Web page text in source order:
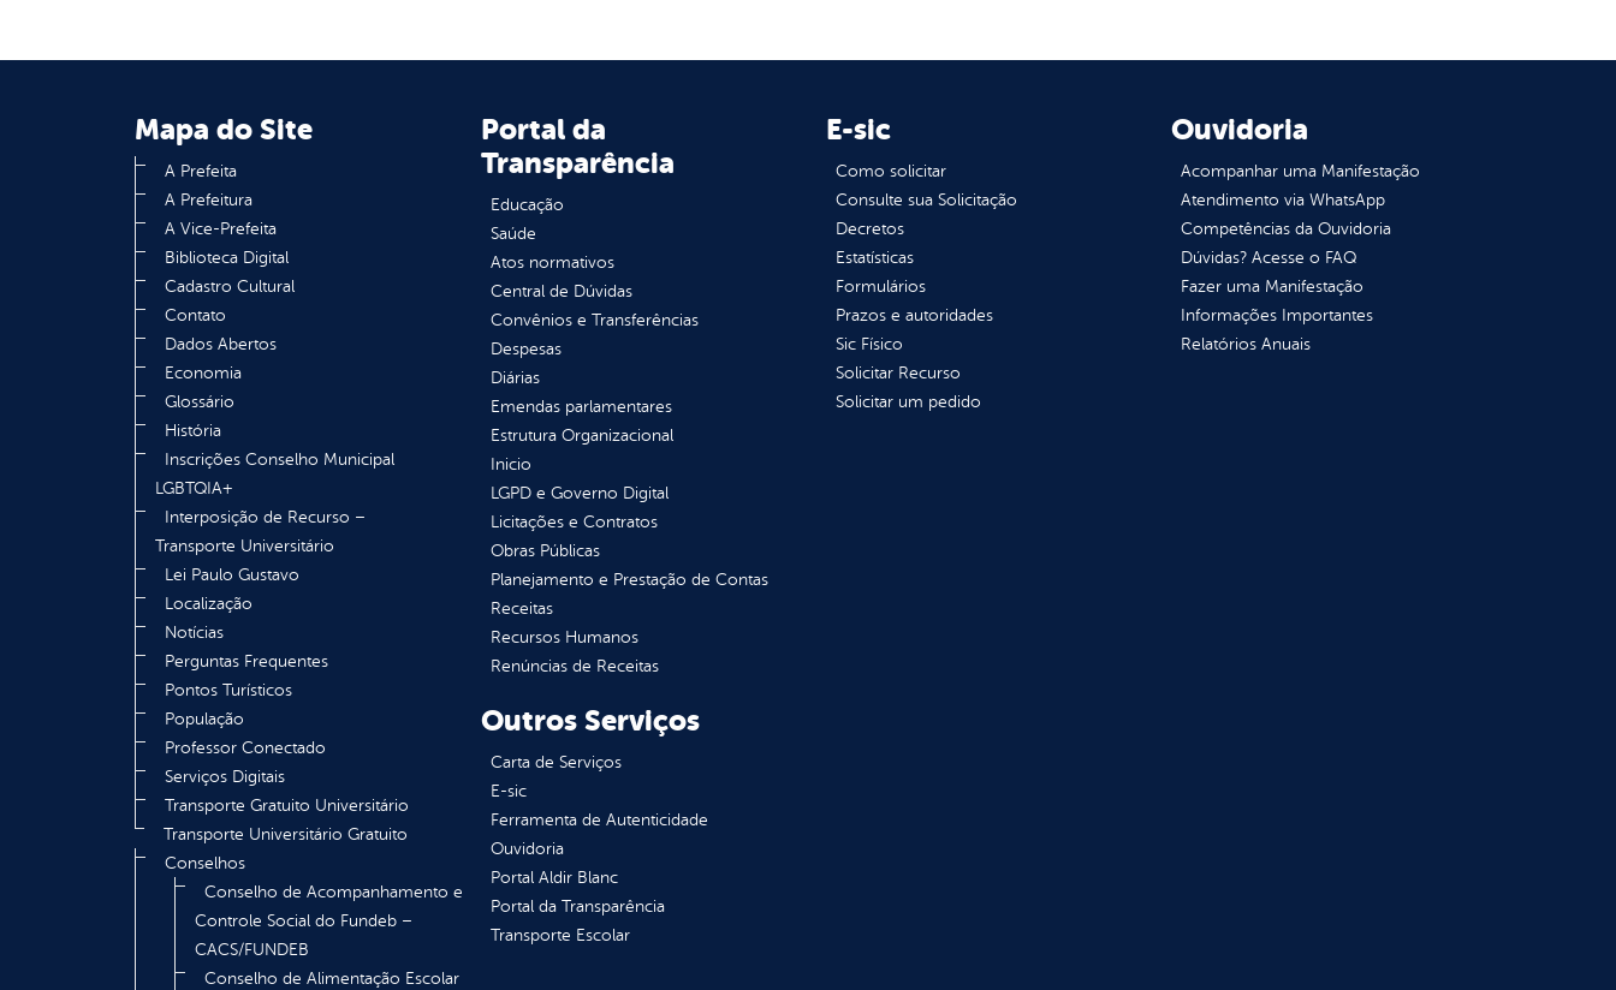
Mapa do Site
A Prefeita
A Prefeitura
A Vice-Prefeita
Biblioteca Digital
Cadastro Cultural
Contato
Dados Abertos
Economia
Glossário
História
Inscrições Conselho Municipal
LGBTQIA+
Interposição de Recurso –
Transporte Universitário
Lei Paulo Gustavo
Localização
Notícias
Perguntas Frequentes
Pontos Turísticos
População
Professor Conectado
Serviços Digitais
Transporte Gratuito Universitário
Transporte Universitário Gratuito
Conselhos
Conselho de Acompanhamento e
Controle Social do Fundeb –
CACS/FUNDEB
Conselho de Alimentação Escolar
Portal da
Transparência
Educação
Saúde
Atos normativos
Central de Dúvidas
Convênios e Transferências
Despesas
Diárias
Emendas parlamentares
Estrutura Organizacional
Inicio
LGPD e Governo Digital
Licitações e Contratos
Obras Públicas
Planejamento e Prestação de Contas
Receitas
Recursos Humanos
Renúncias de Receitas
E-sic
Como solicitar
Consulte sua Solicitação
Decretos
Estatísticas
Formulários
Prazos e autoridades
Sic Físico
Solicitar Recurso
Solicitar um pedido
Ouvidoria
Acompanhar uma Manifestação
Atendimento via WhatsApp
Competências da Ouvidoria
Dúvidas? Acesse o FAQ
Fazer uma Manifestação
Informações Importantes
Relatórios Anuais
Outros Serviços
Carta de Serviços
E-sic
Ferramenta de Autenticidade
Ouvidoria
Portal Aldir Blanc
Portal da Transparência
Transporte Escolar